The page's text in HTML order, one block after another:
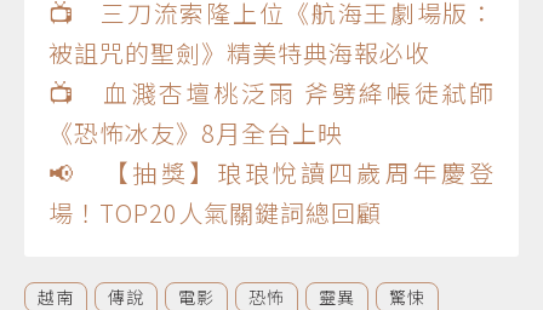
📺 三刀流索隆上位《航海王劇場版：
被詛咒的聖劍》精美特典海報必收
📺 血濺杏壇桃泛雨 斧劈絳帳徒弒師
《恐怖冰友》8月全台上映
📢 【抽獎】琅琅悅讀四歲周年慶登
場！TOP20人氣關鍵詞總回顧
越南 傳說 電影 恐怖 靈異
驚悚